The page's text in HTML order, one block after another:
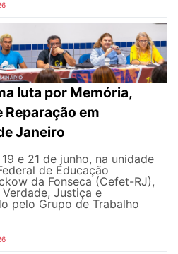
luta por Memória,
Reparação em
Janeiro
e 21 de junho, na unidade
de Educação
da Fonseca (Cefet-RJ),
Justiça e
pelo Grupo de Trabalho